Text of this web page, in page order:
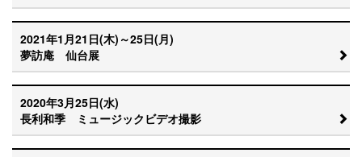
2021年1月21日(木)～25日(月)
夢訪庵 仙台展
2020年3月25日(水)
長利和季 ミュージックビデオ撮影